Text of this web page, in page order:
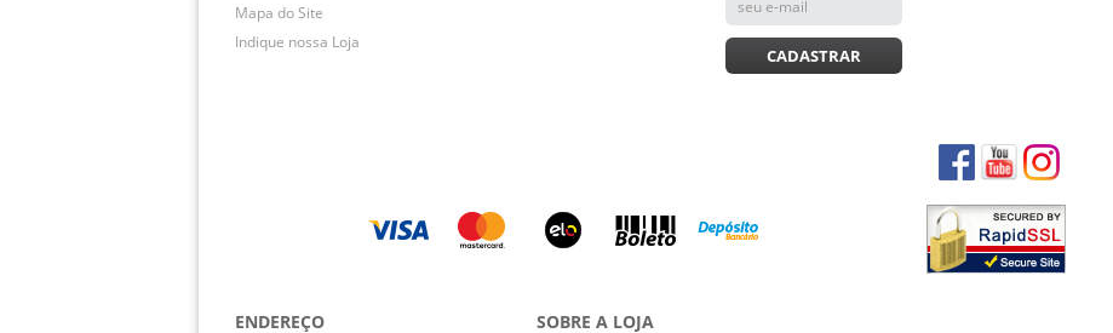
Mapa do Site
Indique nossa Loja
CADASTRAR
ENDEREÇO SOBRE A LOJA